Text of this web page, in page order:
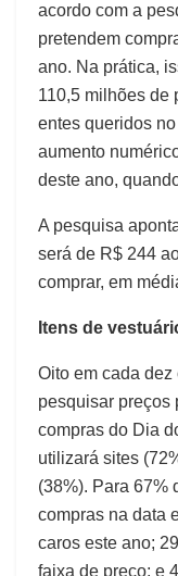
acordo com a
pretendem
ano. Na prática,
110,5 milhões de
entes queridos
aumento
deste ano,
A pesquisa
será de R$ 244
comprar, em
Itens de
Oito em cada
pesquisar preços
compras do Dia
utilizará sites
(38%). Para 67%
compras na data
caros este ano;
faixa de preço; e